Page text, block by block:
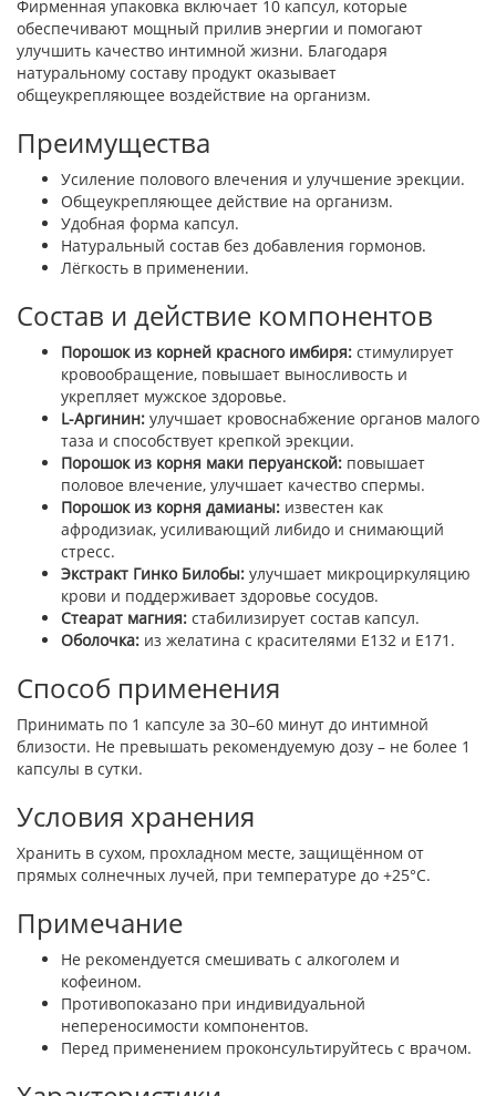
Фирменная упаковка включает 10 капсул, которые
обеспечивают мощный прилив энергии и помогают
улучшить качество интимной жизни. Благодаря
натуральному составу продукт оказывает
общеукрепляющее воздействие на организм.
Преимущества
Усиление полового влечения и улучшение эрекции.
Общеукрепляющее действие на организм.
Удобная форма капсул.
Натуральный состав без добавления гормонов.
Лёгкость в применении.
Состав и действие компонентов
Порошок из корней красного имбиря: стимулирует
кровообращение, повышает выносливость и
укрепляет мужское здоровье.
L-Аргинин: улучшает кровоснабжение органов малого
таза и способствует крепкой эрекции.
Порошок из корня маки перуанской: повышает
половое влечение, улучшает качество спермы.
Порошок из корня дамианы: известен как
афродизиак, усиливающий либидо и снимающий
стресс.
Экстракт Гинко Билобы: улучшает микроциркуляцию
крови и поддерживает здоровье сосудов.
Стеарат магния: стабилизирует состав капсул.
Оболочка: из желатина с красителями E132 и E171.
Способ применения
Принимать по 1 капсуле за 30–60 минут до интимной
близости. Не превышать рекомендуемую дозу – не более 1
капсулы в сутки.
Условия хранения
Хранить в сухом, прохладном месте, защищённом от
прямых солнечных лучей, при температуре до +25°C.
Примечание
Не рекомендуется смешивать с алкоголем и
кофеином.
Противопоказано при индивидуальной
непереносимости компонентов.
Перед применением проконсультируйтесь с врачом.